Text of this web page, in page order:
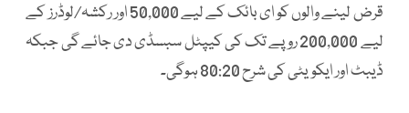
قرض لینے والوں کو ای بائک کے لیے 50,000 اور رکشہ/لوڈرز کے
لیے 200,000 روپے تک کی کیپٹل سبسڈی دی جائے گی جبکہ
ڈیبٹ اور ایکویٹی کی شرح 80:20 ہوگی۔